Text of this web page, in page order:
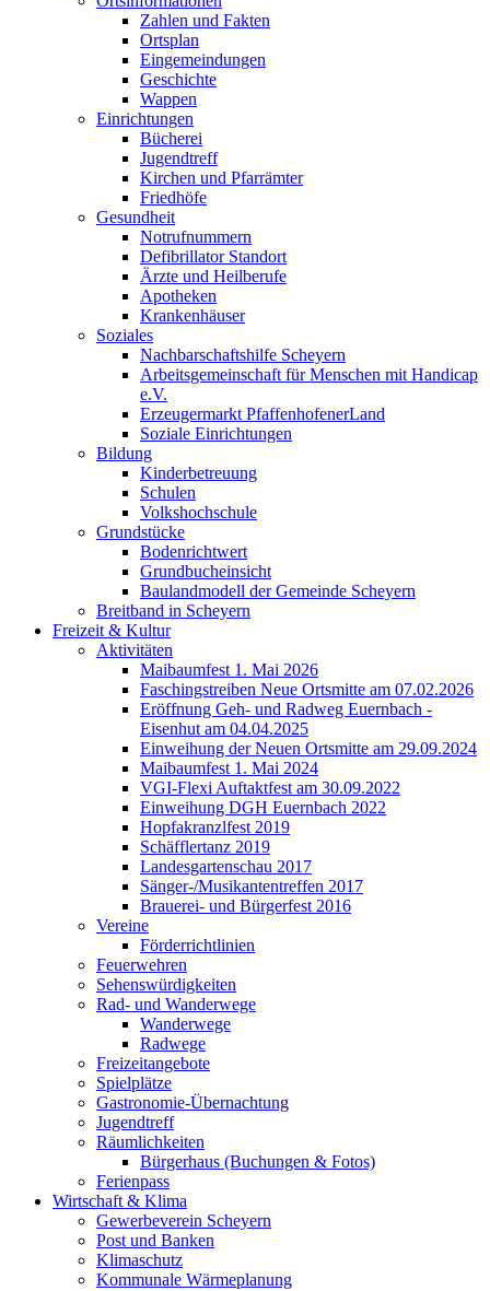
Zahlen und Fakten
Ortsplan
Eingemeindungen
Geschichte
Wappen
Einrichtungen
Bücherei
Jugendtreff
Kirchen und Pfarrämter
Friedhöfe
Gesundheit
Notrufnummern
Defibrillator Standort
Ärzte und Heilberufe
Apotheken
Krankenhäuser
Soziales
Nachbarschaftshilfe Scheyern
Arbeitsgemeinschaft für Menschen mit Handicap
e.V.
Erzeugermarkt PfaffenhofenerLand
Soziale Einrichtungen
Bildung
Kinderbetreuung
Schulen
Volkshochschule
Grundstücke
Bodenrichtwert
Grundbucheinsicht
Baulandmodell der Gemeinde Scheyern
Breitband in Scheyern
Freizeit & Kultur
Aktivitäten
Maibaumfest 1. Mai 2026
Faschingstreiben Neue Ortsmitte am 07.02.2026
Eröffnung Geh- und Radweg Euernbach -
Eisenhut am 04.04.2025
Einweihung der Neuen Ortsmitte am 29.09.2024
Maibaumfest 1. Mai 2024
VGI-Flexi Auftaktfest am 30.09.2022
Einweihung DGH Euernbach 2022
Hopfakranzlfest 2019
Schäfflertanz 2019
Landesgartenschau 2017
Sänger-/Musikantentreffen 2017
Brauerei- und Bürgerfest 2016
Vereine
Förderrichtlinien
Feuerwehren
Sehenswürdigkeiten
Rad- und Wanderwege
Wanderwege
Radwege
Freizeitangebote
Spielplätze
Gastronomie-Übernachtung
Jugendtreff
Räumlichkeiten
Bürgerhaus (Buchungen & Fotos)
Ferienpass
Wirtschaft & Klima
Gewerbeverein Scheyern
Post und Banken
Klimaschutz
Kommunale Wärmeplanung